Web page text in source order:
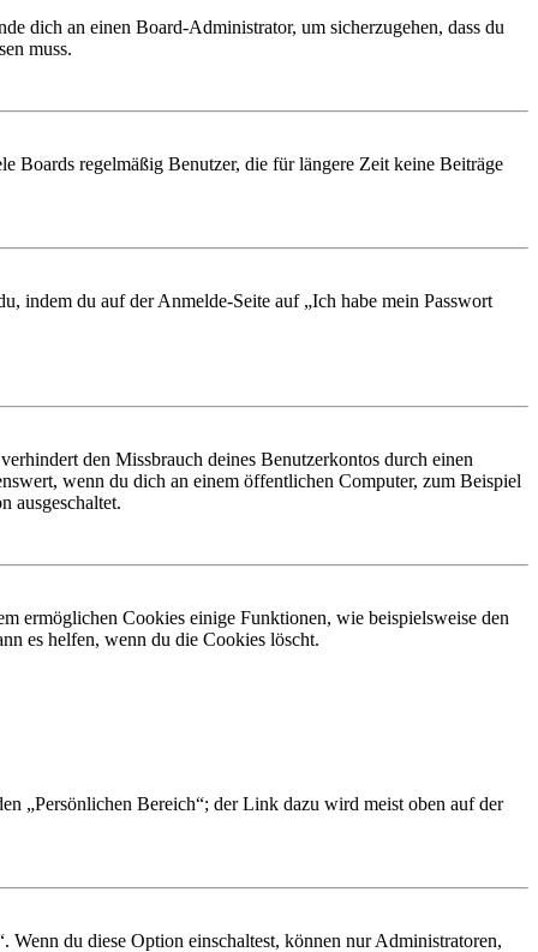
dich an einen Board-Administrator, um sicherzugehen, dass du
muss.
Boards regelmäßig Benutzer, die für längere Zeit keine Beiträge
indem du auf der Anmelde-Seite auf „Ich habe mein Passwort
den Missbrauch deines Benutzerkontos durch einen
wenn du dich an einem öffentlichen Computer, zum Beispiel
ausgeschaltet.
ermöglichen Cookies einige Funktionen, wie beispielsweise den
es helfen, wenn du die Cookies löscht.
„Persönlichen Bereich“; der Link dazu wird meist oben auf der
du diese Option einschaltest, können nur Administratoren,